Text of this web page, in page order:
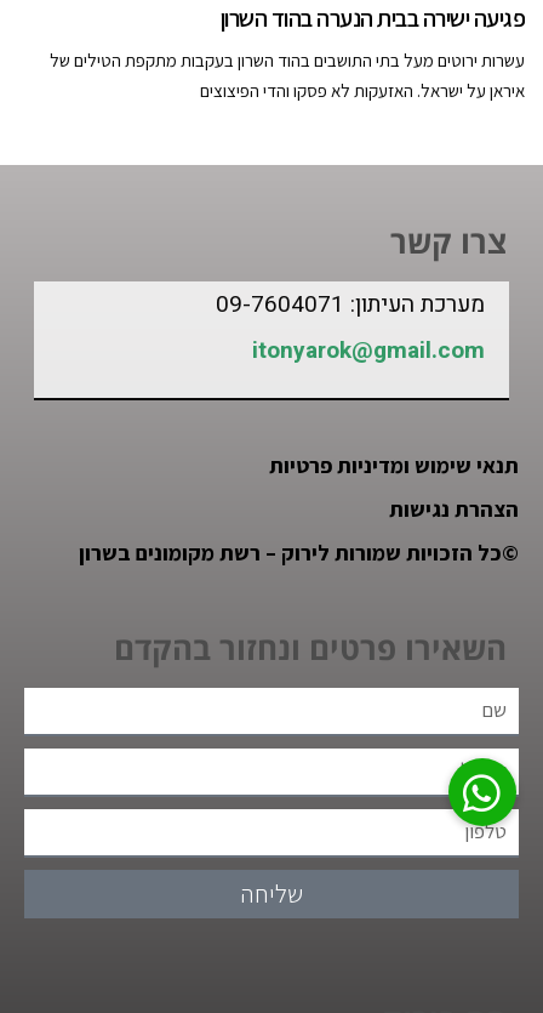
פגיעה ישירה בבית הנערה בהוד השרון
עשרות ירוטים מעל בתי התושבים בהוד השרון בעקבות מתקפת הטילים של
איראן על ישראל. האזעקות לא פסקו והדי הפיצוצים
צרו קשר
מערכת העיתון: 09-7604071
itonyarok@gmail.com
תנאי שימוש ומדיניות פרטיות
הצהרת נגישות
©כל הזכויות שמורות לירוק – רשת מקומונים בשרון
השאירו פרטים ונחזור בהקדם
שליחה